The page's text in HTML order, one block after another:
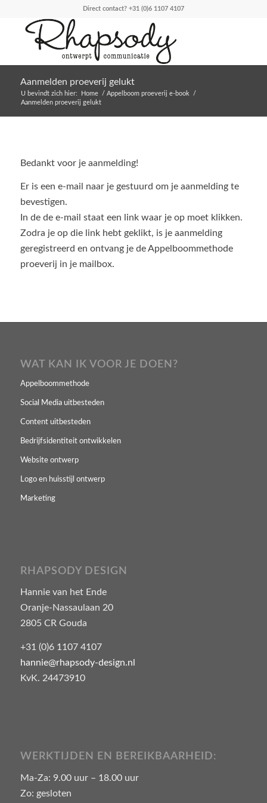
Direct contact? +31 (0)6 1107 4107
Aanmelden proeverij gelukt
U bevindt zich hier: Home / Appelboom proeverij e-book
/
Aanmelden proeverij gelukt
Bedankt voor je aanmelding!
Er is een e-mail naar je gestuurd om je aanmelding te
bevestigen.
In de de e-mail staat een link waar je op moet klikken.
Zodra je op die link hebt geklikt, is je aanmelding
geregistreerd en ontvang je de Appelboommethode
proeverij in je mailbox.
WAT KAN IK VOOR JE DOEN?
Appelboommethode
Social Media uitbesteden
Content uitbesteden
Bedrijfsidentiteit ontwikkelen
Website ontwerp
Logo en huisstijl ontwerp
Marketing
RHAPSODY DESIGN
Hannie van het Ende
Oranje-Nassaulaan 20
2805 CR Gouda
+31 (0)6 1107 4107
hannie@rhapsody-design.nl
KvK. 24473910
WERKTIJDEN EN BEREIKBAARHEID:
Ma-Za: 9.00 uur – 18.00 uur
Zo: gesloten